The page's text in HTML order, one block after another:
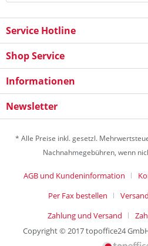
Service Hotline
Shop Service
Informationen
Newsletter
* Alle Preise inkl. gesetzl.
Nachnahmegebühren, wenn
AGB und Kundeninformation
Per Fax bestellen
Zahlung und Versand
Copyright © 2017 topoffice24